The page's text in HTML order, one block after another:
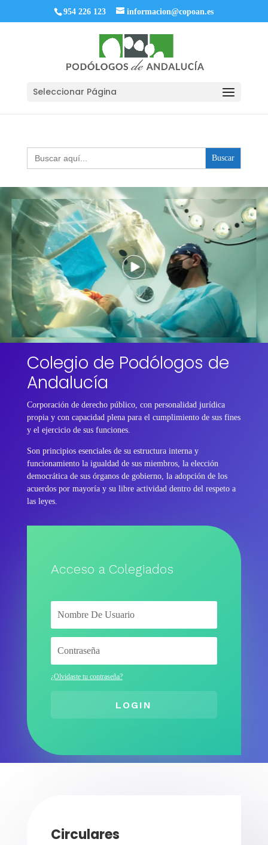
954 226 123 informacion@copoan.es
Seleccionar Página
Buscar:
Colegio de Podólogos de
Andalucía
Corporación de derecho público, con personalidad jurídica
propia y con capacidad plena para el cumplimiento de sus fines
y el ejercicio de sus funciones.
Son principios esenciales de su estructura interna y
funcionamiento la igualdad de sus miembros, la elección
democrática de sus órganos de gobierno, la adopción de los
acuerdos por mayoría y su libre actividad dentro del respeto a
las leyes.
Acceso a Colegiados
¿Olvidaste tu contraseña?
LOGIN
Circulares